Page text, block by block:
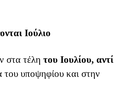
Ιούλιο
στα τέλη του Ιουλίου, αντί
υποψηφίου και στην